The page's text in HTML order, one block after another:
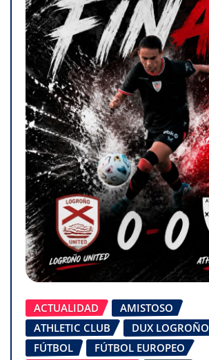
ACTUALIDAD
AMISTOSO
ATHLETIC CLUB
DUX LOGROÑO
FÚTBOL
FÚTBOL EUROPEO